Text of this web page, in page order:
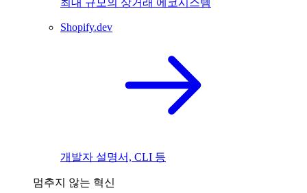
최대 규모의 상거래 에코시스템
Shopify.dev
개발자 설명서, CLI 등
멈추지 않는 혁신